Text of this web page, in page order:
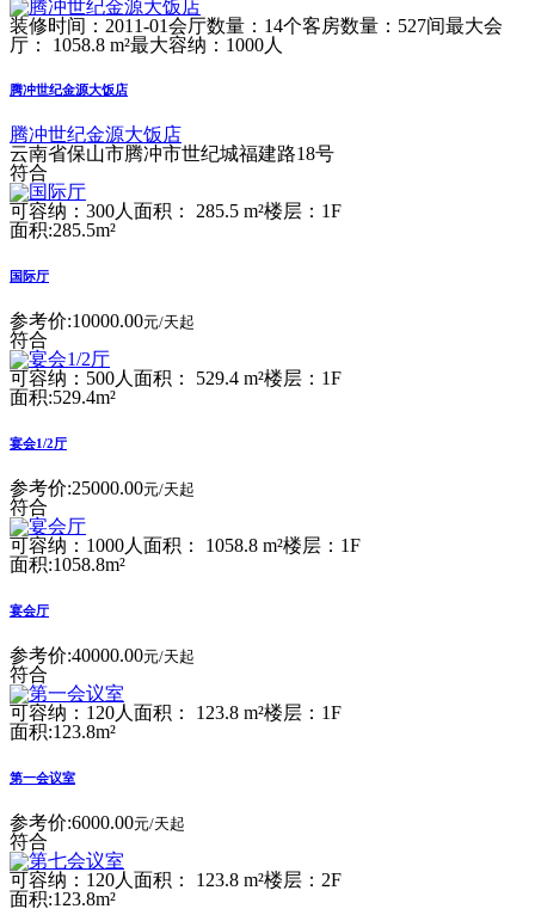
装修时间：2011-01会厅数量：14个客房数量：527间最大会
厅： 1058.8 m²最大容纳：1000人
腾冲世纪金源大饭店
腾冲世纪金源大饭店
云南省保山市腾冲市世纪城福建路18号
符合
可容纳：300人面积： 285.5 m²楼层：1F
面积:285.5m²
国际厅
参考价:10000.00元/天起
符合
可容纳：500人 面积： 529.4 m²楼层：1F
面积:529.4m²
宴会1/2厅
参考价:25000.00元/天起
符合
可容纳：1000人 面积： 1058.8 m²楼层：1F
面积:1058.8m²
宴会厅
参考价:40000.00元/天起
符合
可容纳：120人 面积： 123.8 m²楼层：1F
面积:123.8m²
第一会议室
参考价:6000.00元/天起
符合
可容纳：120人 面积： 123.8 m²楼层：2F
面积:123.8m²